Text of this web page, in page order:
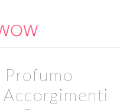
Profumo